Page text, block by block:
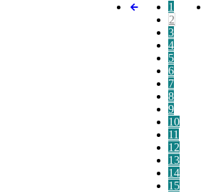
1
2
3
4
5
6
7
8
9
10
11
12
13
14
15